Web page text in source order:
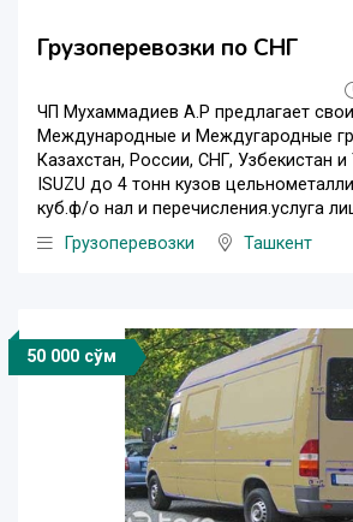
Грузоперевозки по СНГ
ЧП Мухаммадиев А.Р предлагает свои
Международные и Междугародные
Казахстан, России, СНГ, Узбекистан
ISUZU до 4 тонн кузов
куб.ф/о нал и перечисления.услуга
Грузоперевозки
Ташкент
50 000 сўм